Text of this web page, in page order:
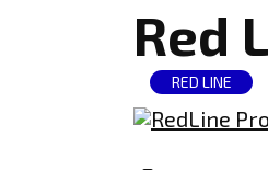
Red
RED LINE